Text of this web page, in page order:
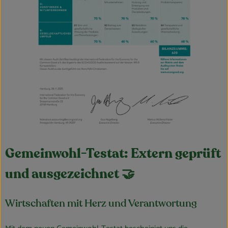
Gemeinwohl-Testat: Extern geprüft
und ausgezeichnet 🤝
Wirtschaften mit Herz und Verantwortung